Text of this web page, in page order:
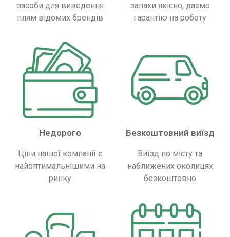
засоби для виведення
плям відомих брендів
запахи якісно, ​​даємо
гарантію на роботу
Недорого
Ціни нашої компанії є
найоптимальнішими на
ринку
Безкоштовний виїзд
Виїзд по місту та
наближених околицях
безкоштовно